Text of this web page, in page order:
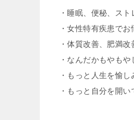
・睡眠、便秘、ス
・女性特有疾患で
・体質改善、肥満
・なんだかもやも
・もっと人生を愉し
・もっと自分を開